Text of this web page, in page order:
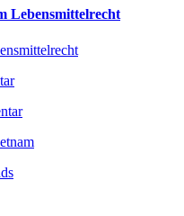
Lebensmittelrecht